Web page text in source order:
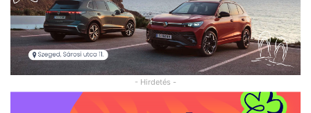
- Hirdetés -